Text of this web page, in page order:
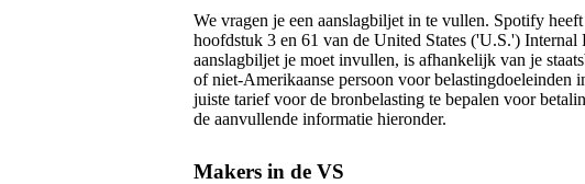
We vragen je een aanslagbiljet in te vullen. Spotify
hoofdstuk 3 en 61 van de United States ('U.S.')
aanslagbiljet je moet invullen, is afhankelijk van je
of niet-Amerikaanse persoon voor belastingdoeleinden
juiste tarief voor de bronbelasting te bepalen voor
de aanvullende informatie hieronder.
Makers in de VS